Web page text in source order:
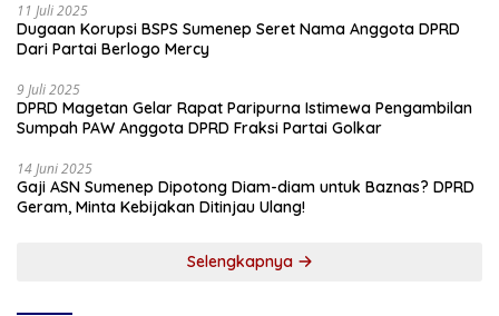
11 Juli 2025
Dugaan Korupsi BSPS Sumenep Seret Nama Anggota DPRD
Dari Partai Berlogo Mercy
9 Juli 2025
DPRD Magetan Gelar Rapat Paripurna Istimewa Pengambilan
Sumpah PAW Anggota DPRD Fraksi Partai Golkar
14 Juni 2025
Gaji ASN Sumenep Dipotong Diam-diam untuk Baznas? DPRD
Geram, Minta Kebijakan Ditinjau Ulang!
Selengkapnya